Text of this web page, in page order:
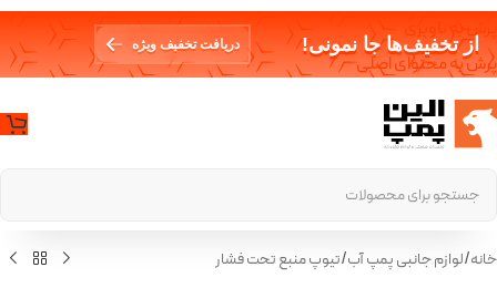
پرش به ناوبری
پرش به محتوای اصلی
از تخفیف‌ها جا نمونی! دریافت تخفیف ویژه
خانه/لوازم جانبی پمپ آب/تیوپ منبع تحت فشار